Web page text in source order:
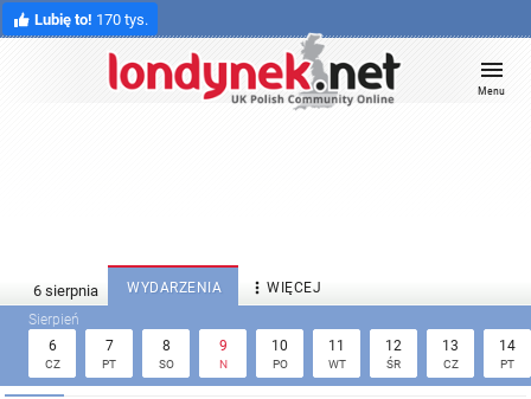
Lubię to! 170 tys.
Menu
WYDARZENIA  WIĘCEJ
6
CZ
7
PT
8
SO
9
N
10
PO
11
WT
12
ŚR
13
CZ
14
PT